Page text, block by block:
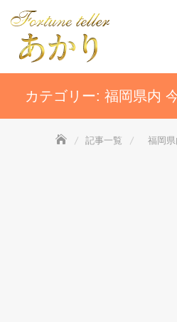
content
カテゴリー: 福岡県内
記事一覧 福岡